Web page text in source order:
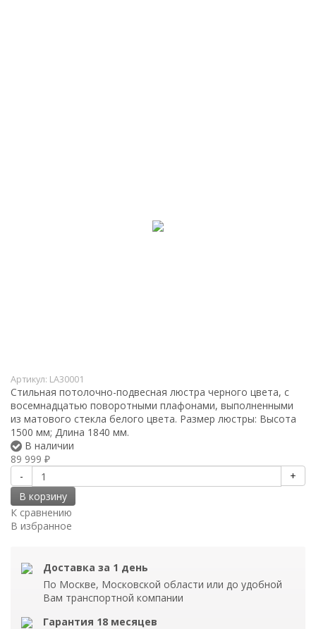
Артикул: LA30001
Стильная потолочно-подвесная люстра черного цвета, с
восемнадцатью поворотными плафонами, выполненными
из матового стекла белого цвета. Размер люстры: Высота
1500 мм; Длина 1840 мм.
В наличии
89 999 ₽
-
+
В корзину
К сравнению
В избранное
Доставка за 1 день
По Москве, Московской области или до удобной
Вам транспортной компании
Гарантия 18 месяцев